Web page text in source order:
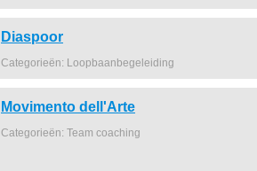
Diaspoor
Categorieën: Loopbaanbegeleiding
Movimento dell'Arte
Categorieën: Team coaching